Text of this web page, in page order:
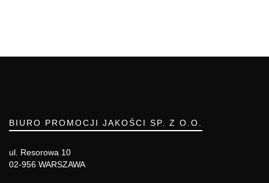
BIURO PROMOCJI JAKOŚCI SP. Z O.O.
ul. Resorowa 10
02-956 WARSZAWA